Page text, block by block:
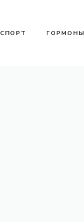
СПОРТ ГОРМОНЫ